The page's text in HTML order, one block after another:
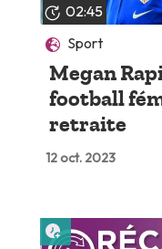
02:45
Sport
Megan
football
retraite
12 oct. 2023
Lire plus tard